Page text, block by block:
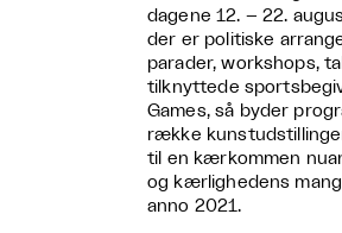
dagene 12. – 22.
der er politiske
parader, workshops,
tilknyttede
Games, så byder
række
til en kærkommen
og kærlighedens
anno 2021.